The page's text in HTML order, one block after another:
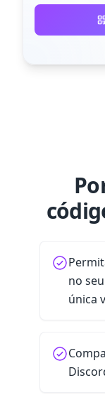
no
única